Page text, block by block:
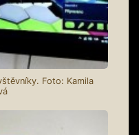
Foto: Kamila